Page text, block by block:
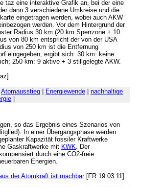
taz eine interaktive Grafik an, bei der eine
dann 3 verschiedene Umkreise und die
eingetragen werden, wobei auch AKW
werden. Vor dem Hintergrund der
Radius 30 km (20 km Sperrzone + 10
von 80 km entspricht der von der USA
von 250 km ist die Entfernung
eingegeben, ergibt sich: 30 km: keine
250 km: 9 aktive + 3 stillgelegte AKW.
Atomausstieg Energiewende
nachhaltige
|
so das Ergebnis eines Szenarios von
In einer Übergangsphase werden
Kapazität fossiler Kraftwerke
Gaskraftwerke mit KWK. Der
durch eine CO2-freie
Energien.
der Atomkraft ist machbar[FR 19.03.11]